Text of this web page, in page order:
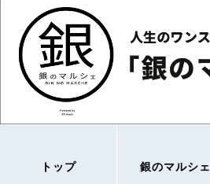
トップ 銀のマルシェ